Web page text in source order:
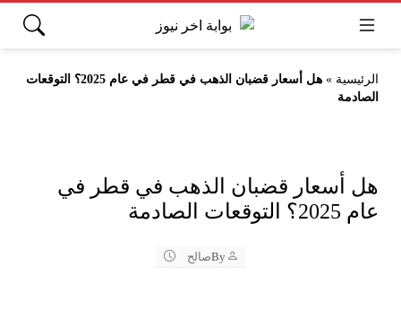
الرئيسية »
هل أسعار قضبان الذهب في قطر في عام 2025؟ التوقعات
الصادمة
هل أسعار قضبان الذهب في قطر في
عام 2025؟ التوقعات الصادمة
Byصالح